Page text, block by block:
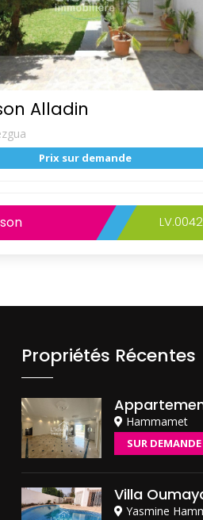
Alladin
Prix sur demande
LV.0042
Propriétés Récentes
Hammamet
SUR DEMANDE
Villa
Yasmine